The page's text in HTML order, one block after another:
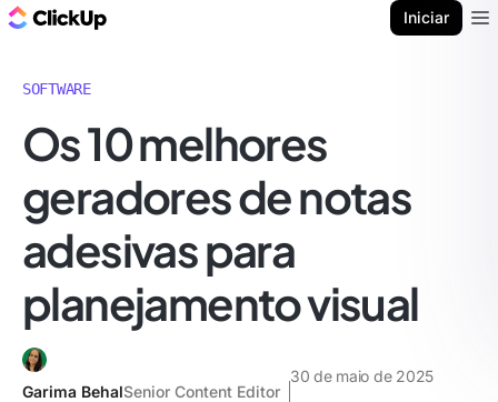
Iniciar
SOFTWARE
Os 10 melhores
geradores de notas
adesivas para
planejamento visual
Garima BehalSenior Content Editor
30 de maio de 2025